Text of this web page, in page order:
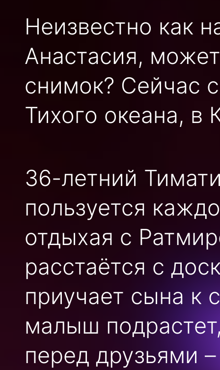
Неизвестно как
Анастасия,
снимок? Сейчас
Тихого океана, в
36-летний
пользуется
отдыхая с
расстаётся с
приучает сына к
малыш
перед друзьями